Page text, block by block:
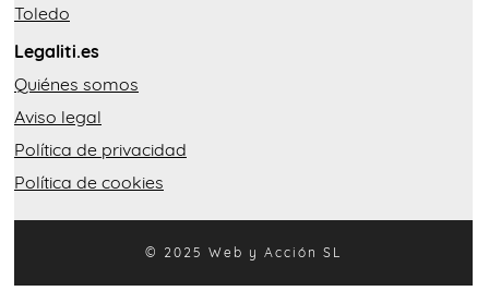
Toledo
Legaliti.es
Quiénes somos
Aviso legal
Política de privacidad
Política de cookies
© 2025 Web y Acción SL